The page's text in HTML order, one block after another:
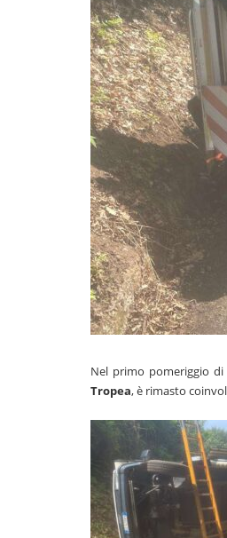
Nel primo pomeriggio
Tropea, è rimasto